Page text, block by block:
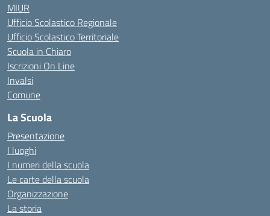
MIUR
Ufficio Scolastico Regionale
Ufficio Scolastico Territoriale
Scuola in Chiaro
Iscrizioni On Line
Invalsi
Comune
La Scuola
Presentazione
I luoghi
I numeri della scuola
Le carte della scuola
Organizzazione
La storia